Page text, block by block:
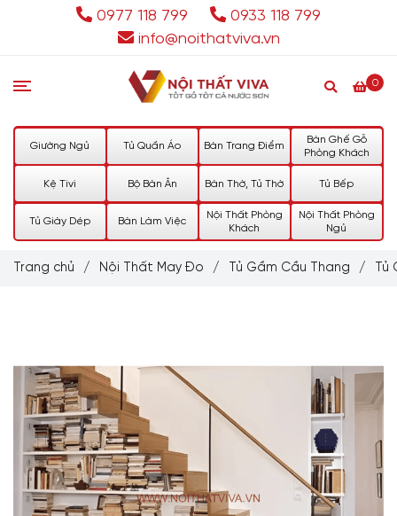
0977 118 799
0933 118 799
info@noithatviva.vn
0
Giường Ngủ Tủ Quần Áo Bàn Trang Điểm
Bàn Ghế Gỗ
Phòng Khách
Kệ Tivi Bộ Bàn Ăn Bàn Thờ, Tủ Thờ Tủ Bếp
Tủ Giày Dép Bàn Làm Việc
Nội Thất Phòng
Khách
Nội Thất Phòng
Ngủ
Trang chủ / Nội Thất May Đo / Tủ Gầm Cầu Thang /